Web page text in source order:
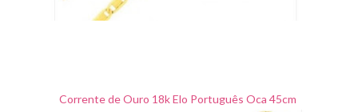
Corrente de Ouro 18k Elo Português Oca 45cm